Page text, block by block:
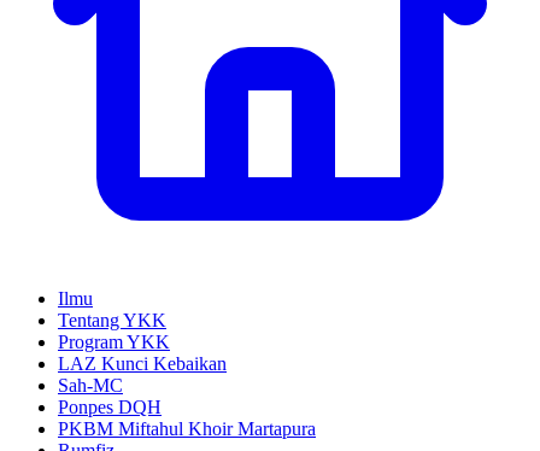
Ilmu
Tentang YKK
Program YKK
LAZ Kunci Kebaikan
Sah-MC
Ponpes DQH